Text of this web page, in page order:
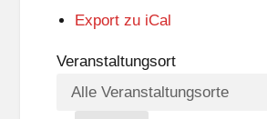
Export zu iCal
Veranstaltungsort